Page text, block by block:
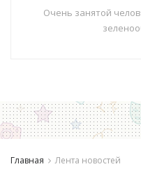
Очень занятой
Главная Лента новостей